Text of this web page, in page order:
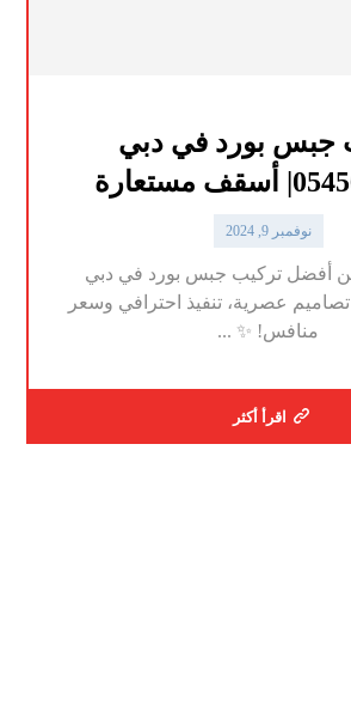
جبس بورد في دبي
نوفمبر 9, 2024
أفضل تركيب جبس بورد في دبي
عصرية، تنفيذ احترافي وسعر
منافس! ✨ ...
اقرأ أكثر